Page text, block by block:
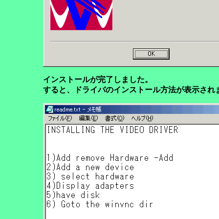
インストールが完了しました。
すると、ドライバのインストール方法が表示され